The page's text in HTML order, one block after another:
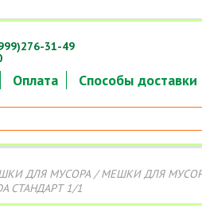
Оплата Способы доставки
31-49
ДЛЯ МУСОРА/МЕШКИ ДЛЯ
СТАНДАРТ 1/1